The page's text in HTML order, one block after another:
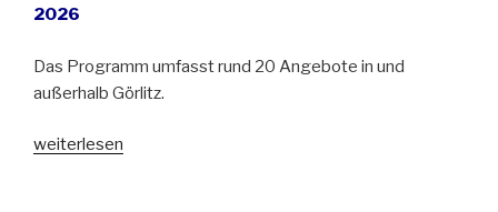
2026
Das Programm umfasst rund 20 Angebote in und
außerhalb Görlitz.
„Das
weiterlesen